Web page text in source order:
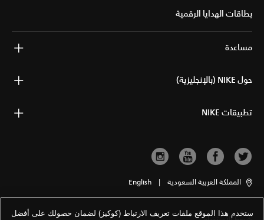
بطاقات الهدايا الرقمية
مساعدة
حول NIKE (بالإنجليزية)
تطبيقات NIKE
المملكة العربية السعودية |
English
ستخدم هذا الموقع ملفات تعريف الارتباط (كوكيز) لضمان حصولك على أفضل